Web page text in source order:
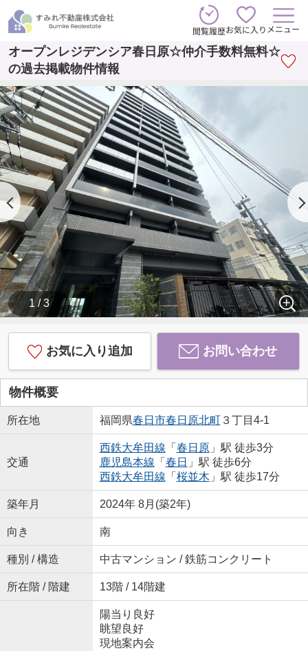
閲覧履歴お気に入り メニュー
オープンレジデンシア春日原☆仲介手数料無料☆
の過去掲載物件情報
1 / 3
お気に入り追加 お問い合わせ
物件概要
所在地 福岡県春日市春日原北町３丁目4-1
交通
西鉄大牟田線 「 春日原」駅 徒歩3分
鹿児島本線 「 春日 」駅 徒歩6分
西鉄大牟田線 「 桜並木 」駅 徒歩17分
築年月 2024年 8月(築2年)
向き 南
種別 / 構造 中古マンション / 鉄筋コンクリート
所在階 / 階建 13階 / 14階建
陽当り良好
眺望良好
現地案内会